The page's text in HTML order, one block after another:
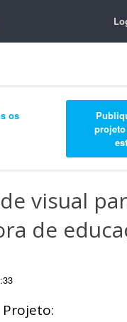
os
visual
de
Projeto: